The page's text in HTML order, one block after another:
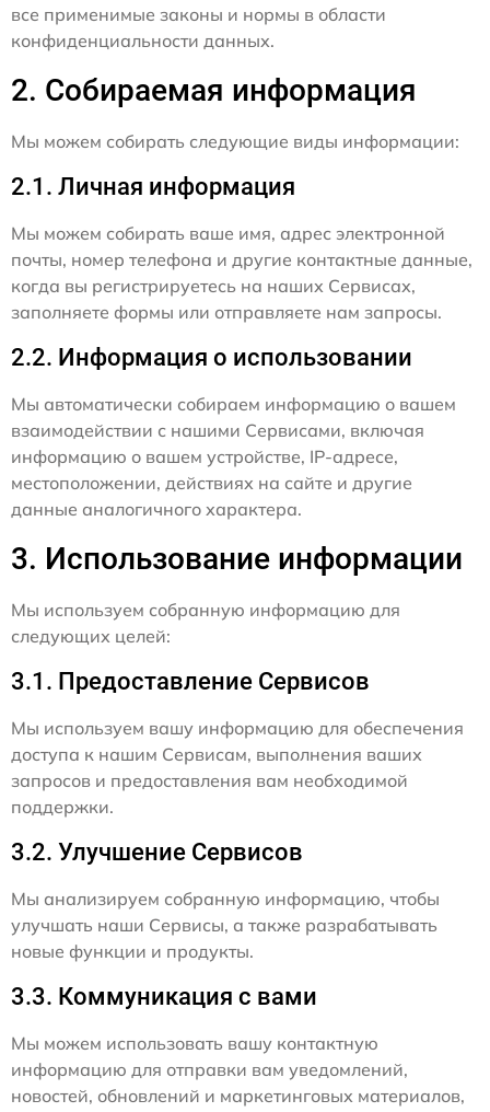
все применимые законы и нормы в области
конфиденциальности данных.
2. Собираемая информация
Мы можем собирать следующие виды информации:
2.1. Личная информация
Мы можем собирать ваше имя, адрес электронной
почты, номер телефона и другие контактные данные,
когда вы регистрируетесь на наших Сервисах,
заполняете формы или отправляете нам запросы.
2.2. Информация о использовании
Мы автоматически собираем информацию о вашем
взаимодействии с нашими Сервисами, включая
информацию о вашем устройстве, IP-адресе,
местоположении, действиях на сайте и другие
данные аналогичного характера.
3. Использование информации
Мы используем собранную информацию для
следующих целей:
3.1. Предоставление Сервисов
Мы используем вашу информацию для обеспечения
доступа к нашим Сервисам, выполнения ваших
запросов и предоставления вам необходимой
поддержки.
3.2. Улучшение Сервисов
Мы анализируем собранную информацию, чтобы
улучшать наши Сервисы, а также разрабатывать
новые функции и продукты.
3.3. Коммуникация с вами
Мы можем использовать вашу контактную
информацию для отправки вам уведомлений,
новостей, обновлений и маркетинговых материалов,